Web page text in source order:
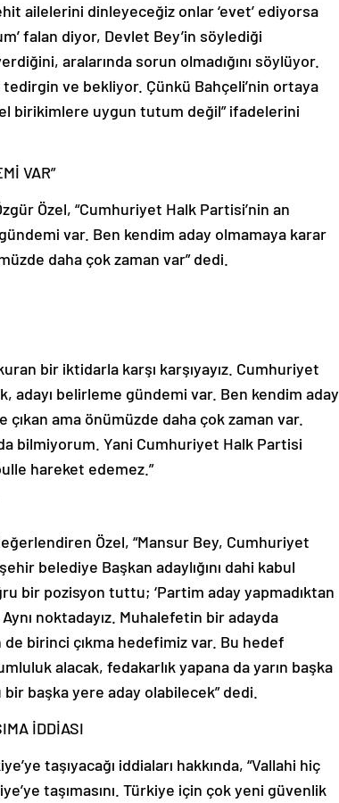
ailelerini dinleyeceğiz onlar ‘evet’ ediyorsa
falan diyor, Devlet Bey’in söylediği
aralarında sorun olmadığını söylüyor.
ve bekliyor. Çünkü Bahçeli’nin ortaya
birikimlere uygun tutum değil” ifadelerini
VAR”
Özel, “Cumhuriyet Halk Partisi’nin an
var. Ben kendim aday olmamaya karar
daha çok zaman var” dedi.
bir iktidarla karşı karşıyayız. Cumhuriyet
adayı belirleme gündemi var. Ben kendim aday
ama önümüzde daha çok zaman var.
bilmiyorum. Yani Cumhuriyet Halk Partisi
hareket edemez.”
Özel, “Mansur Bey, Cumhuriyet
belediye Başkan adaylığını dahi kabul
bir pozisyon tuttu; ‘Partim aday yapmadıktan
noktadayız. Muhalefetin bir adayda
birinci çıkma hedefimiz var. Bu hedef
alacak, fedakarlık yapana da yarın başka
başka yere aday olabilecek” dedi.
İDDİASI
taşıyacağı iddiaları hakkında, “Vallahi hiç
taşımasını. Türkiye için çok yeni güvenlik